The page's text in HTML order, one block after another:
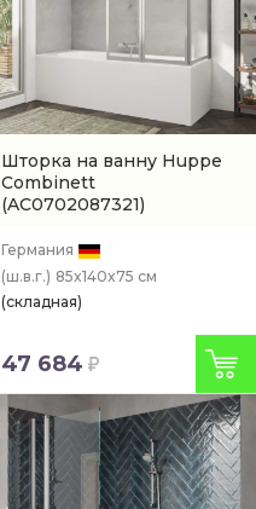
Шторка на ванну Huppe
Combinett
(AC0702087321)
Германия
(ш.в.г.) 85x140x75 см
(складная)
47 684